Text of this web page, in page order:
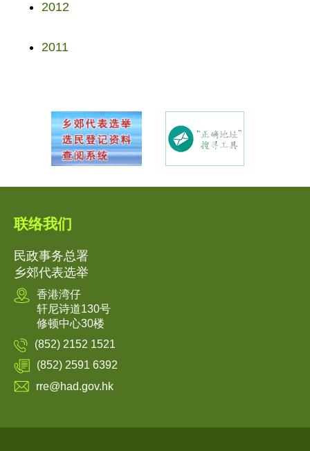
2012
2011
联络我们
民政事务总署
乡郊代表选举
香港湾仔
轩尼诗道130号
修顿中心30楼
(852) 2152 1521
(852) 2591 6392
rre@had.gov.hk